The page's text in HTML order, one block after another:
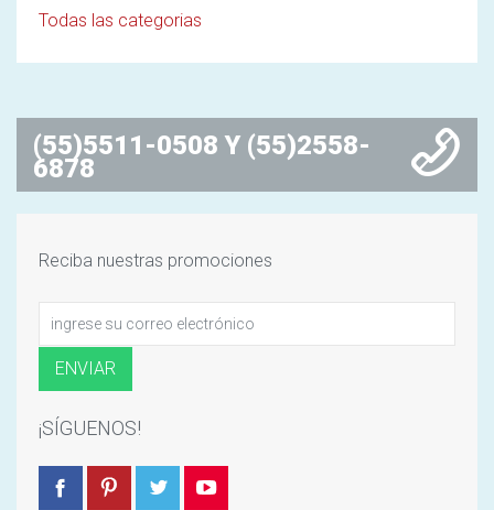
Todas las categorias
(55)5511-0508 Y (55)2558-
6878
Reciba nuestras promociones
¡SÍGUENOS!